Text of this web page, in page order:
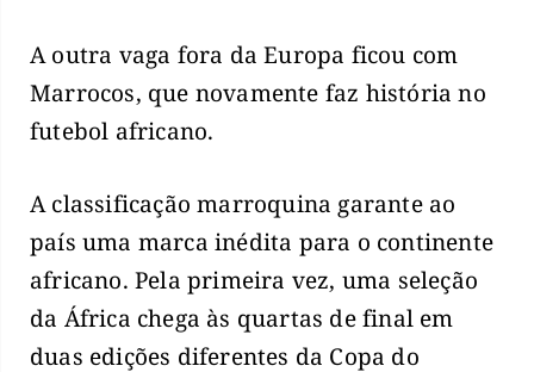
A outra vaga fora da Europa ficou com
Marrocos, que novamente faz história no
futebol africano.
A classificação marroquina garante ao
país uma marca inédita para o continente
africano. Pela primeira vez, uma seleção
da África chega às quartas de final em
duas edições diferentes da Copa do